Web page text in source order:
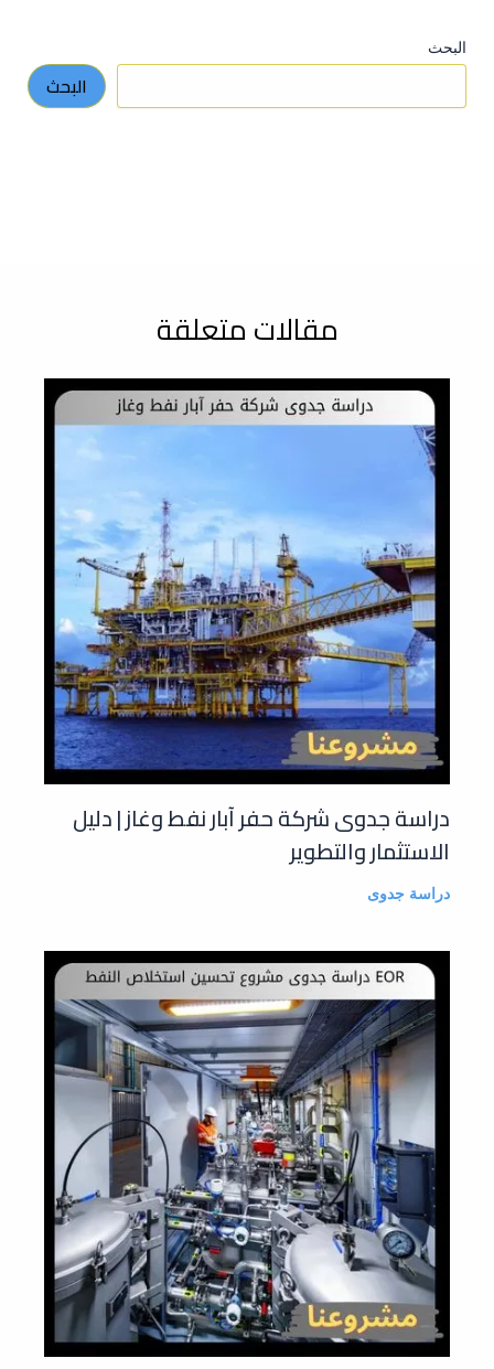
البحث
البحث
مقالات متعلقة
دراسة جدوى شركة حفر آبار نفط وغاز | دليل
الاستثمار والتطوير
دراسة جدوى